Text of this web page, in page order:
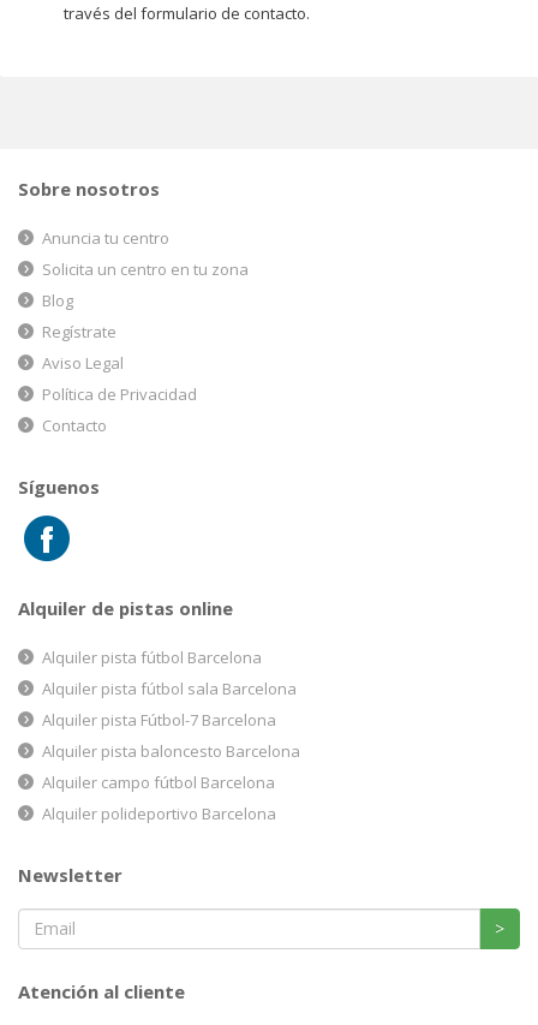
través del formulario de contacto.
Sobre nosotros
Anuncia tu centro
Solicita un centro en tu zona
Blog
Regístrate
Aviso Legal
Política de Privacidad
Contacto
Síguenos
Alquiler de pistas online
Alquiler pista fútbol Barcelona
Alquiler pista fútbol sala Barcelona
Alquiler pista Fútbol-7 Barcelona
Alquiler pista baloncesto Barcelona
Alquiler campo fútbol Barcelona
Alquiler polideportivo Barcelona
Newsletter
>
Atención al cliente